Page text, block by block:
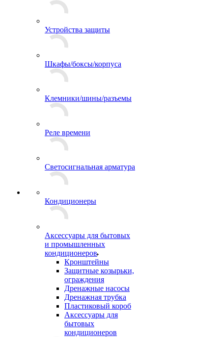
Устройства защиты
Шкафы/боксы/корпуса
Клемники/шины/разъемы
Реле времени
Светосигнальная арматура
Кондиционеры
Аксессуары для бытовых
и промышленных
кондиционеров
Кронштейны
Защитные козырьки,
ограждения
Дренажные насосы
Дренажная трубка
Пластиковый короб
Аксессуары для
бытовых
кондиционеров